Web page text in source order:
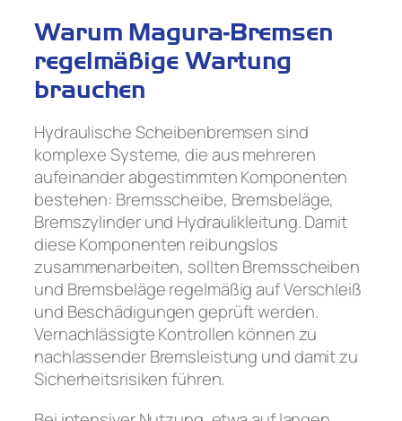
Warum Magura-Bremsen
regelmäßige Wartung
brauchen
Hydraulische Scheibenbremsen sind
komplexe Systeme, die aus mehreren
aufeinander abgestimmten Komponenten
bestehen: Bremsscheibe, Bremsbeläge,
Bremszylinder und Hydraulikleitung. Damit
diese Komponenten reibungslos
zusammenarbeiten, sollten Bremsscheiben
und Bremsbeläge regelmäßig auf Verschleiß
und Beschädigungen geprüft werden.
Vernachlässigte Kontrollen können zu
nachlassender Bremsleistung und damit zu
Sicherheitsrisiken führen.